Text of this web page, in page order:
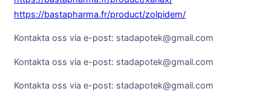
https://bastapharma.fr/product/zolpidem/
Kontakta oss via e-post: stadapotek@gmail.com
Kontakta oss via e-post: stadapotek@gmail.com
Kontakta oss via e-post: stadapotek@gmail.com